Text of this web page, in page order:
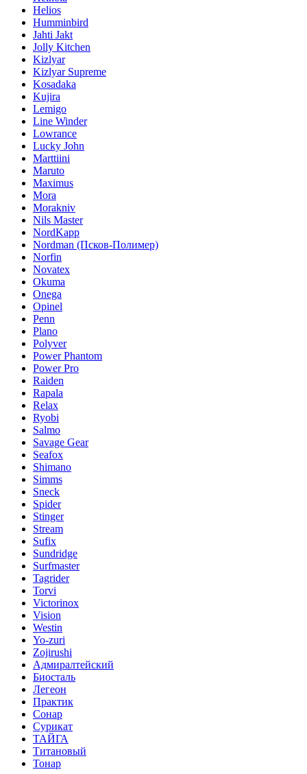
Helios
Humminbird
Jahti Jakt
Jolly Kitchen
Kizlyar
Kizlyar Supreme
Kosadaka
Kujira
Lemigo
Line Winder
Lowrance
Lucky John
Marttiini
Maruto
Maximus
Mora
Morakniv
Nils Master
NordKapp
Nordman (Псков-Полимер)
Norfin
Novatex
Okuma
Onega
Opinel
Penn
Plano
Polyver
Power Phantom
Power Pro
Raiden
Rapala
Relax
Ryobi
Salmo
Savage Gear
Seafox
Shimano
Simms
Sneck
Spider
Stinger
Stream
Sufix
Sundridge
Surfmaster
Tagrider
Torvi
Victorinox
Vision
Westin
Yo-zuri
Zojirushi
Адмиралтейский
Биосталь
Легеон
Практик
Сонар
Сурикат
ТАЙГА
Титановый
Тонар